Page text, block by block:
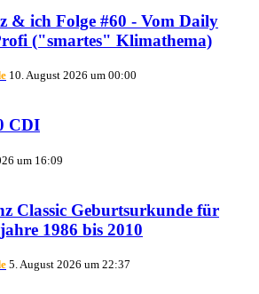
& ich Folge #60 - Vom Daily
("smartes" Klimathema)
10. August 2026 um 00:00
CDI
um 16:09
Classic Geburtsurkunde für
1986 bis 2010
5. August 2026 um 22:37